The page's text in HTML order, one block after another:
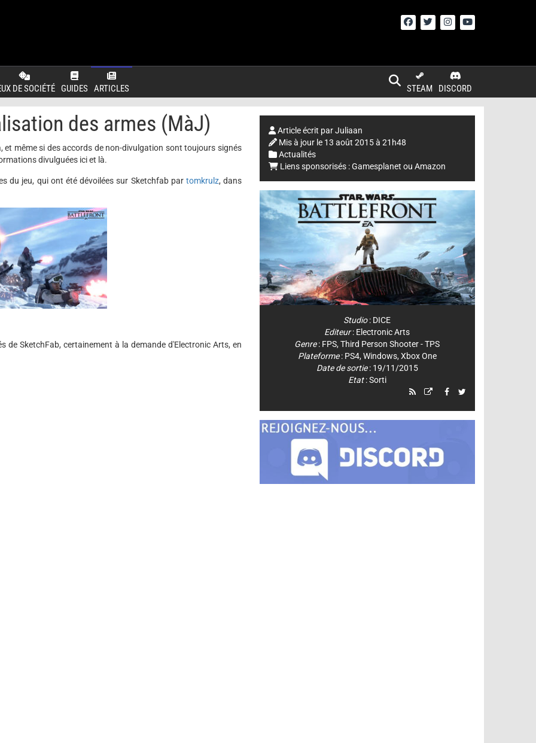
DE SOCIÉTÉ GUIDES ARTICLES DISCORD
STEAM
des armes (MàJ)
même si des accords de non-divulgation sont toujours signés
divulguées ici et là.
du jeu, qui ont été dévoilées sur Sketchfab par tomkrulz, dans
de SketchFab, certainement à la demande d'Electronic Arts, en
Article écrit parJuliaan
Mis à jour le 13 août 2015 à 21h48
Actualités
Liens sponsorisés :Gamesplanet ou Amazon
Studio: DICE
Editeur: Electronic Arts
Genre: FPS,Third Person Shooter - TPS
Plateforme: PS4, Windows, Xbox One
Date de sortie: 19/11/2015
Etat: Sorti